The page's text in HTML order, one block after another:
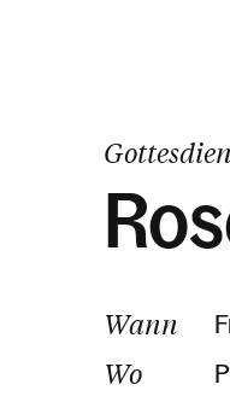
Wann
Wo